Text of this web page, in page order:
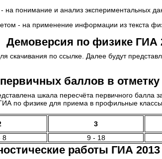
на понимание и анализ экспериментальных
- на применение информации из текста
Демоверсия по физике ГИА
скачивания по ссылке. Далее будут
баллов в
шкала пересчёта первичного балла
по физике для приема в профильные
3
8 9 - 18
работы ГИА